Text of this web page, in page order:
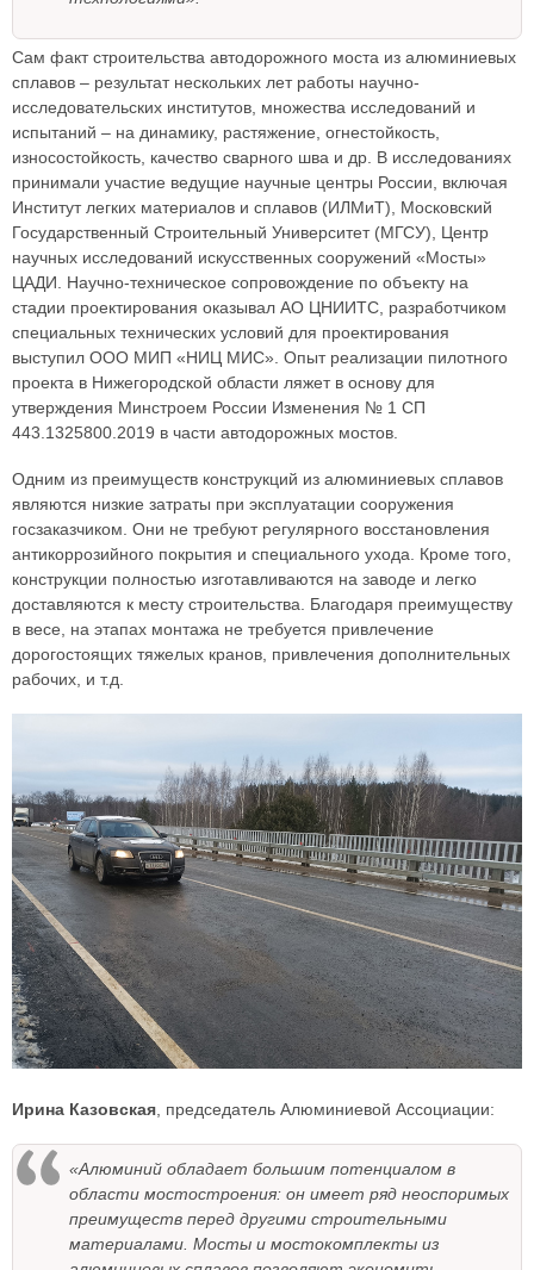
Сам факт строительства автодорожного моста из алюминиевых
сплавов – результат нескольких лет работы научно-
исследовательских институтов, множества исследований и
испытаний – на динамику, растяжение, огнестойкость,
износостойкость, качество сварного шва и др. В исследованиях
принимали участие ведущие научные центры России, включая
Институт легких материалов и сплавов (ИЛМиТ), Московский
Государственный Строительный Университет (МГСУ), Центр
научных исследований искусственных сооружений «Мосты»
ЦАДИ. Научно-техническое сопровождение по объекту на
стадии проектирования оказывал АО ЦНИИТС, разработчиком
специальных технических условий для проектирования
выступил ООО МИП «НИЦ МИС». Опыт реализации пилотного
проекта в Нижегородской области ляжет в основу для
утверждения Минстроем России Изменения № 1 СП
443.1325800.2019 в части автодорожных мостов.
Одним из преимуществ конструкций из алюминиевых сплавов
являются низкие затраты при эксплуатации сооружения
госзаказчиком. Они не требуют регулярного восстановления
антикоррозийного покрытия и специального ухода. Кроме того,
конструкции полностью изготавливаются на заводе и легко
доставляются к месту строительства. Благодаря преимуществу
в весе, на этапах монтажа не требуется привлечение
дорогостоящих тяжелых кранов, привлечения дополнительных
рабочих, и т.д.
Ирина Казовская , председатель Алюминиевой Ассоциации:
«Алюминий обладает большим потенциалом в
области мостостроения: он имеет ряд неоспоримых
преимуществ перед другими строительными
материалами. Мосты и мостокомплекты из